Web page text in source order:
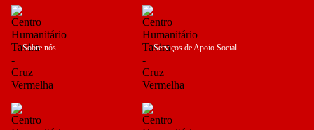
Sobre nós Serviços de Apoio Social